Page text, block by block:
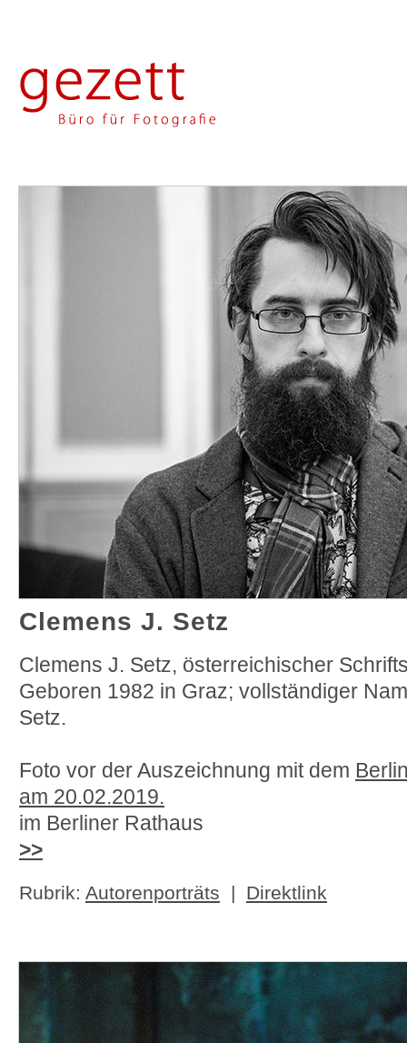
Clemens J. Setz
Clemens J. Setz, österreichischer
Geboren 1982 in Graz; vollständiger
Setz.
Foto vor der Auszeichnung mit dem
am 20.02.2019.
im Berliner Rathaus
>>
Rubrik: Autorenporträts | Direktlink